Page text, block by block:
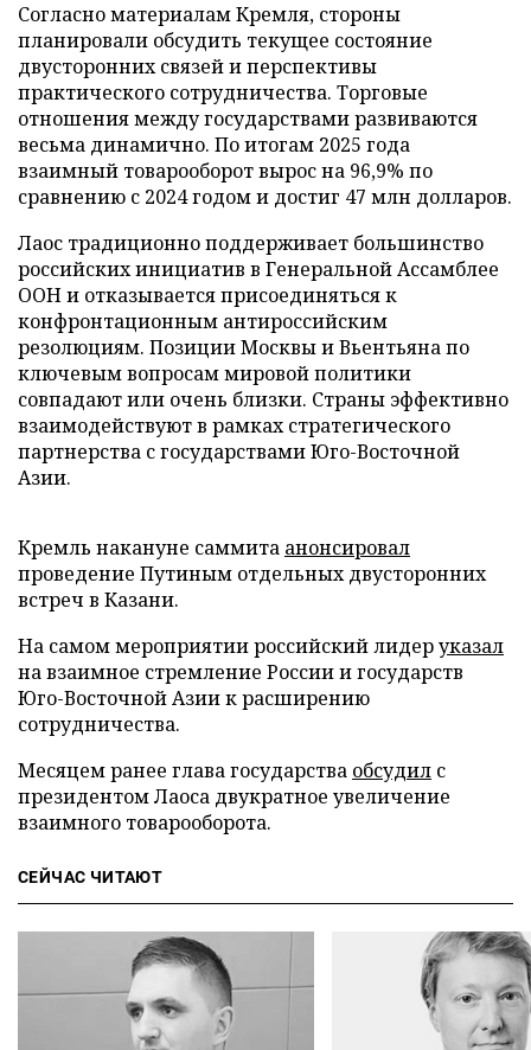
Согласно материалам Кремля, стороны
планировали обсудить текущее состояние
двусторонних связей и перспективы
практического сотрудничества. Торговые
отношения между государствами развиваются
весьма динамично. По итогам 2025 года
взаимный товарооборот вырос на 96,9% по
сравнению с 2024 годом и достиг 47 млн долларов.
Лаос традиционно поддерживает большинство
российских инициатив в Генеральной Ассамблее
ООН и отказывается присоединяться к
конфронтационным антироссийским
резолюциям. Позиции Москвы и Вьентьяна по
ключевым вопросам мировой политики
совпадают или очень близки. Страны эффективно
взаимодействуют в рамках стратегического
партнерства с государствами Юго-Восточной
Азии.
Кремль накануне саммита анонсировал
проведение Путиным отдельных двусторонних
встреч в Казани.
На самом мероприятии российский лидеруказал
на взаимное стремление России и государств
Юго-Восточной Азии к расширению
сотрудничества.
Месяцем ранее глава государства обсудил с
президентом Лаоса двукратное увеличение
взаимного товарооборота.
СЕЙЧАС ЧИТАЮТ